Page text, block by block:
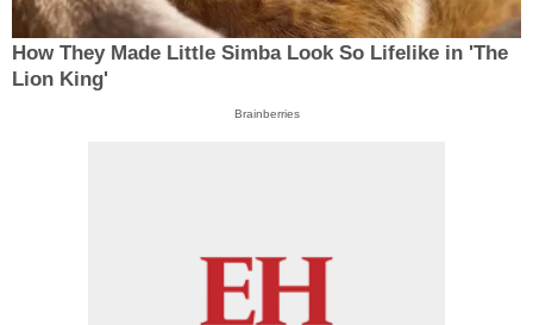
How They Made Little Simba Look So Lifelike in 'The
Lion King'
Brainberries